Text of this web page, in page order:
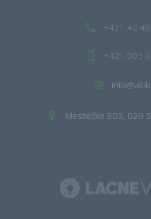
+421 42
+421 905
Mestečko 303, 020